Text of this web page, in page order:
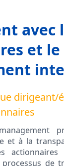
avec
et le
dirigeant/
et à la
processus de